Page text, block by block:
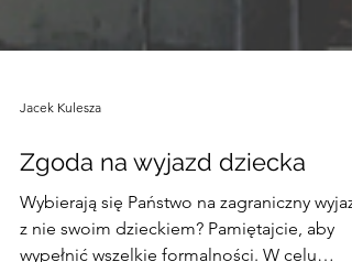
Jacek Kulesza
Zgoda na wyjazd dziecka
Wybierają się Państwo na zagraniczny